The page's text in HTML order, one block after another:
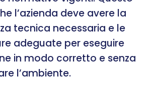
l’azienda deve avere la
tecnica necessaria e le
adeguate per eseguire
in modo corretto e senza
l’ambiente.